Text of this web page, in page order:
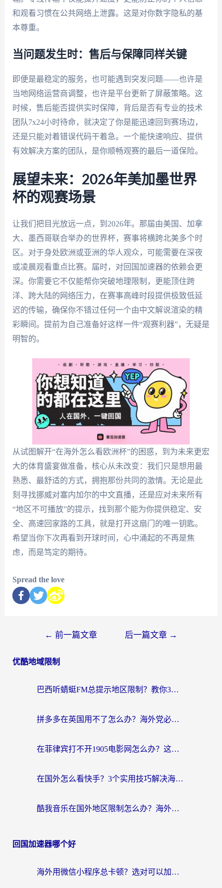
和观看习惯在公共网络上泄露。这是对你数字隐私的基
本尊重。
当问题发生时：售后与保障同样关键
即便是最稳定的服务，也可能遇到突发问题——也许是
当地网络运营商调整，也许是平台更新了屏蔽策略。这
时候，售后能否提供实时保障，背后是否有专业的技术
团队7x24小时待命，就决定了你是能迅速回到赛场边，
还是只能对着错误代码干着急。一个能快速响应、提供
有效解决方案的团队，是你顺畅观赛的最后一道保险。
展望未来：2026年美加墨世界
杯的观赛场景
让我们把目光放远一点，到2026年。那届由美国、加拿
大、墨西哥联合举办的世界杯，赛事将横跨北美多个时
区。对于身处欧洲或亚洲的华人观众，可能需要在深夜
或凌晨观看重点比赛。届时，对回国加速器的依赖会更
深。你需要它不仅能帮你突破地理限制，更能顶住跨
洋、跨大陆的网络压力，在赛事高峰时段提供极致低延
迟的传输，确保你不错过任何一个由中文解说渲染的精
彩瞬间。提前为自己准备好这样一件“观赛利器”，无疑是
明智的。
从试图解开“在海外怎么看欧洲杯”的困惑，到为未来更宏
大的体育盛宴做准备，核心从未改变：我们只是想用最
熟悉、最舒适的方式，拥抱那份共同的激情。无论是此
刻寻找挪威对塞内加尔的中文直播，还是应对未来所有
“地区不可播放”的提示，找到那个能为你提供稳定、安
全、高速回家路的工具，就是打开这扇门的唯一钥匙。
希望当你下次再看到开球时间，心中涌起的不再是焦
虑，而是笃定的期待。
Spread the love
← 前一篇文章 后一篇文章 →
优酷地域限制
巴西听蜻蜓FM总提示地区限制？教你3步修改定位畅听国内内容
拼多多在英国用不了怎么办？海外党必看的回国加速全攻略（附B站洋码头解决方法）
在菲律宾打不开1905电影网怎么办？这份攻略帮你重拾国内影视自由
在国外怎么看快手？3个实用技巧解决海外追剧、社交、游戏难题
酷我音乐在国外地区限制怎么办？海外党亲测有效的回国加速方案
回国加速器哪个好
海外用微信小程序总卡顿？选对可以加速微信小程序的加速器就够了（含老挝可用&Mac端推荐）